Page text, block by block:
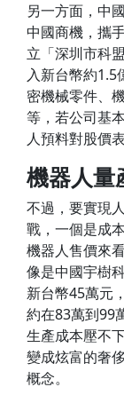
另一方面，中
中國商機，攜
立「深圳市科
入新台幣約1.5
密機械零件、
等，若公司基
人預料對股價
機器人量
不過，要實現
戰，一個是成
機器人售價來
像是中國宇樹
新台幣45萬元
約在83萬到99
生產成本壓不
變成炫富的奢
概念。